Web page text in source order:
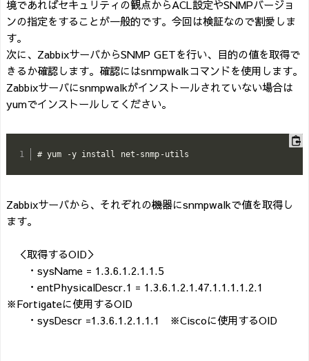
境であればセキュリティの観点からACL設定やSNMPバージョ
ンの指定をすることが一般的です。今回は検証なので割愛しま
す。
次に、ZabbixサーバからSNMP GETを行い、目的の値を取得で
きるか確認します。確認にはsnmpwalkコマンドを使用します。
Zabbixサーバにsnmpwalkがインストールされていない場合は
yumでインストールしてください。
# yum -y install net-snmp-utils
Zabbixサーバから、それぞれの機器にsnmpwalkで値を取得し
ます。
＜取得するOID＞
・sysName = 1.3.6.1.2.1.1.5
・entPhysicalDescr.1 = 1.3.6.1.2.1.47.1.1.1.1.2.1
※Fortigateに使用するOID
・sysDescr =1.3.6.1.2.1.1.1 ※Ciscoに使用するOID